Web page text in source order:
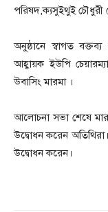
পরিষদ,ক্যসুইথুই চৌধুরী
অনুষ্ঠানে স্বাগত
আহ্বায়ক ইউপি
উবাসিং মারমা ।
আলোচনা সভা শেষে
উদ্বোধন করেন
উদ্বোধন করেন।